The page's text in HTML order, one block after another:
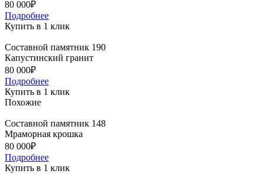
80 000₽
Подробнее
Купить в 1 клик
Составной памятник 190
Капустинский гранит
80 000₽
Подробнее
Купить в 1 клик
Похожие
Составной памятник 148
Мраморная крошка
80 000₽
Подробнее
Купить в 1 клик